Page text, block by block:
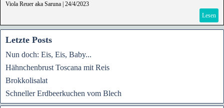
Viola Reuer aka Saruna 24/4/2023
Lesen
Letzte Posts
Nun doch: Eis, Eis, Baby...
Hähnchenbrust Toscana mit Reis
Brokkolisalat
Schneller Erdbeerkuchen vom Blech